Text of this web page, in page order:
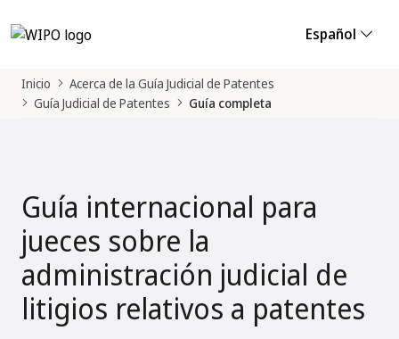
Español
Inicio
Acerca de la Guía Judicial de Patentes
Guía Judicial de Patentes
Guía completa
Guía internacional para
jueces sobre la
administración judicial de
litigios relativos a patentes